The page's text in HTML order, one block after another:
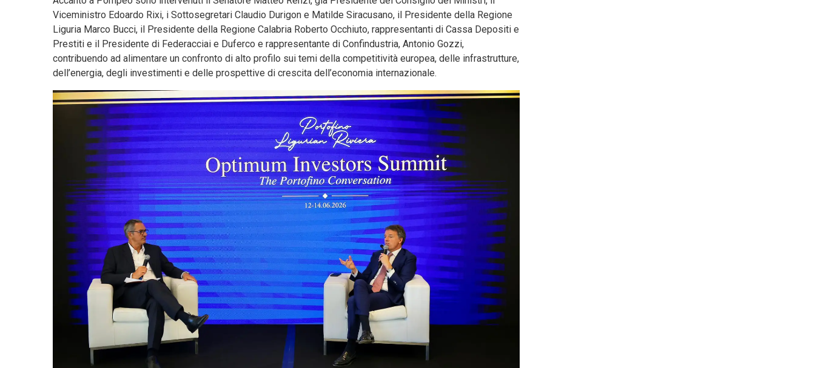
Viceministro Edoardo Rixi, i Sottosegretari Claudio Durigon e Matilde Siracusano, il Presidente della Regione
Liguria Marco Bucci, il Presidente della Regione Calabria Roberto Occhiuto, rappresentanti di Cassa Depositi e
Prestiti e il Presidente di Federacciai e Duferco e rappresentante di Confindustria, Antonio Gozzi,
contribuendo ad alimentare un confronto di alto profilo sui temi della competitività europea, delle infrastrutture,
dell’energia, degli investimenti e delle prospettive di crescita dell’economia internazionale.